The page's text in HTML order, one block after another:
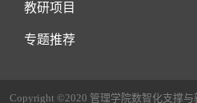
教研项目
专题推荐
Copyright ©2020 管理学院数智化支撑